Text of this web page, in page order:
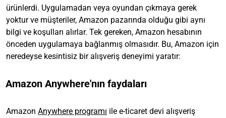
ürünlerdi. Uygulamadan veya oyundan çıkmaya gerek
yoktur ve müşteriler, Amazon pazarında olduğu gibi aynı
bilgi ve koşulları alırlar. Tek gereken, Amazon hesabının
önceden uygulamaya bağlanmış olmasıdır. Bu, Amazon için
neredeyse kesintisiz bir alışveriş deneyimi yaratır:
Amazon Anywhere'nın faydaları
Amazon Anywhere programı ile e-ticaret devi alışveriş